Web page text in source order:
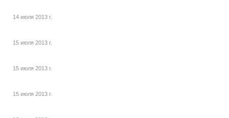
14 июля 2013 г.
15 июля 2013 г.
15 июля 2013 г.
15 июля 2013 г.